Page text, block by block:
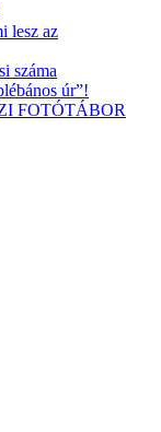
lesz az
száma
úr”!
FOTÓTÁBOR